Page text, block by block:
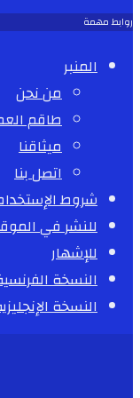
روابط مهمة
المنبر
من نحن
طاقم
ميثاقنا
اتصل بنا
شروط
للنشر في
للإشهار
النسخة
النسخة